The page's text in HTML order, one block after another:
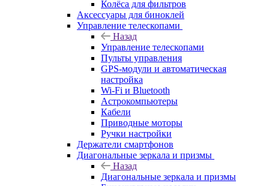
Колёса для фильтров
Аксессуары для биноклей
Управление телескопами
Назад
Управление телескопами
Пульты управления
GPS-модули и автоматическая
настройка
Wi-Fi и Bluetooth
Астрокомпьютеры
Кабели
Приводные моторы
Ручки настройки
Держатели смартфонов
Диагональные зеркала и призмы
Назад
Диагональные зеркала и призмы